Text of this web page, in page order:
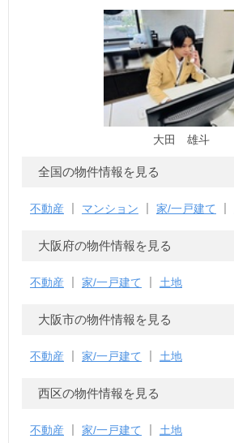
大田 雄斗
全国の物件情報を見る
不動産 マンション 家/一戸建て
大阪府の物件情報を見る
不動産 家/一戸建て 土地
大阪市の物件情報を見る
不動産 家/一戸建て 土地
西区の物件情報を見る
不動産 家/一戸建て 土地